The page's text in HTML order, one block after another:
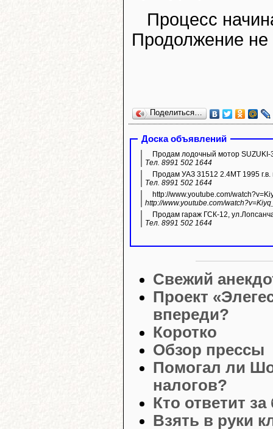
Процесс
Продолжение не
Поделиться…
Доска объявлений
Продам лодочный мотор SUZUKI-
Тел. 8991 502 1644
Продам УАЗ 31512 2.4МТ 1995 г.в.
Тел. 8991 502 1644
http://www.youtube.com/
http://www.youtube.com/
Продам гараж ГСК-12,
Тел. 8991 502 1644
Свежий
Проект
впереди?
Коротко
Обзор прессы
Помогал ли
налогов?
Кто ответит
Взять в руки